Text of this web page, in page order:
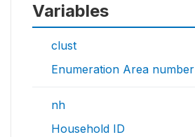
Variables
clust
Enumeration Area number
nh
Household ID